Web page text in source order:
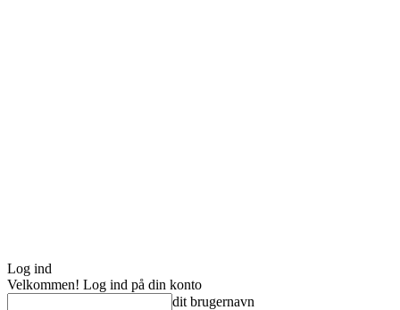
Log ind
Velkommen! Log ind på din konto
dit brugernavn